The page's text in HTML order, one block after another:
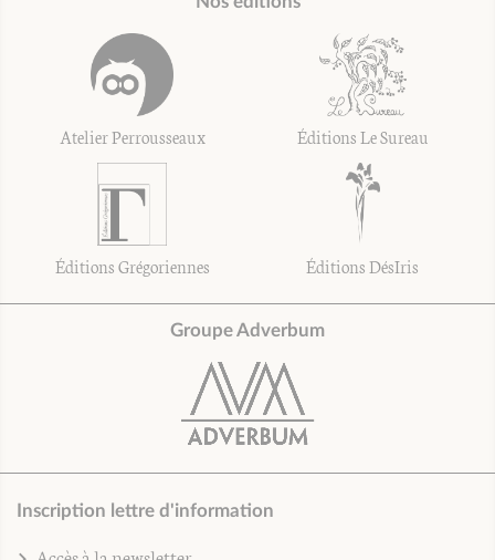
Atelier Perrousseaux Éditions Le Sureau
Éditions Grégoriennes Éditions DésIris
Groupe Adverbum
Inscription lettre d'information